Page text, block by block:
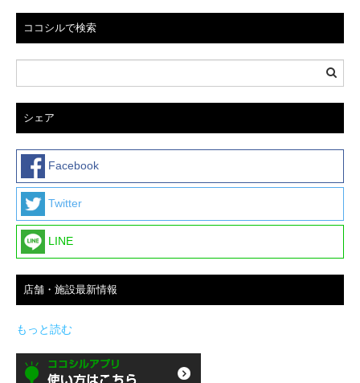
ココシルで検索
シェア
Facebook
Twitter
LINE
店舗・施設最新情報
もっと読む